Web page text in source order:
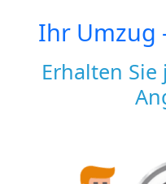
Ihr Umzug
Erhalten